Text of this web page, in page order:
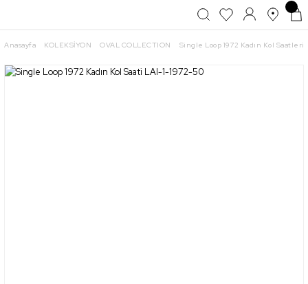
Anasayfa KOLEKSİYON OVAL COLLECTION Single Loop 1972 Kadın Kol Saatleri